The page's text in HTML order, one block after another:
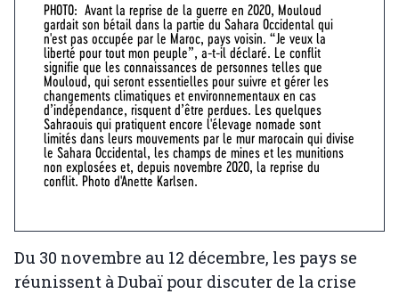
PHOTO: Avant la reprise de la guerre en 2020, Mouloud
gardait son bétail dans la partie du Sahara Occidental qui
n'est pas occupée par le Maroc, pays voisin. “Je veux la
liberté pour tout mon peuple”, a-t-il déclaré. Le conflit
signifie que les connaissances de personnes telles que
Mouloud, qui seront essentielles pour suivre et gérer les
changements climatiques et environnementaux en cas
d’indépendance, risquent d’être perdues. Les quelques
Sahraouis qui pratiquent encore l'élevage nomade sont
limités dans leurs mouvements par le mur marocain qui divise
le Sahara Occidental, les champs de mines et les munitions
non explosées et, depuis novembre 2020, la reprise du
conflit. Photo d'Anette Karlsen.
Du 30 novembre au 12 décembre, les pays se
réunissent à Dubaï pour discuter de la crise